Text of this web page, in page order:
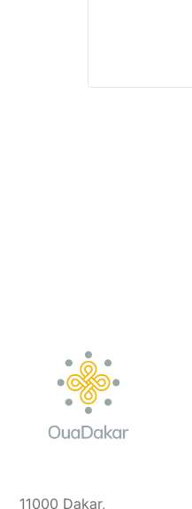
11000 Dakar,